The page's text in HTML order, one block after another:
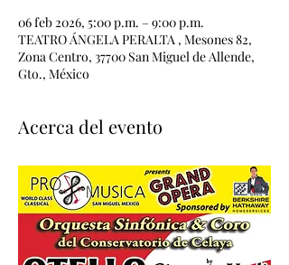
06 feb 2026, 5:00 p.m. – 9:00 p.m.
TEATRO ÁNGELA PERALTA , Mesones 82,
Zona Centro, 37700 San Miguel de Allende,
Gto., México
Acerca del evento